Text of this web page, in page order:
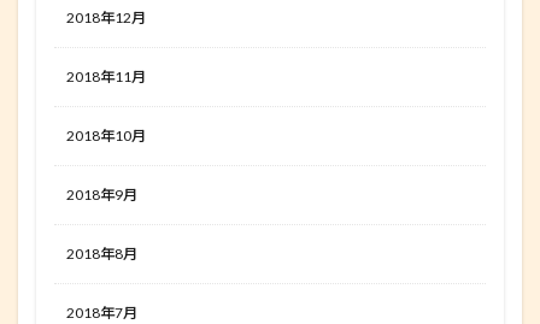
2018年12月
2018年11月
2018年10月
2018年9月
2018年8月
2018年7月